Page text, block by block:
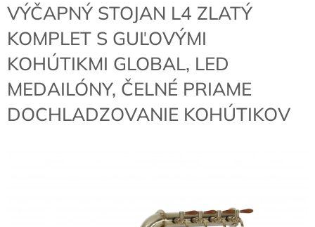
VÝČAPNÝ STOJAN L4 ZLATÝ
KOMPLET S GUĽOVÝMI
KOHÚTIKMI GLOBAL, LED
MEDAILÓNY, ČELNÉ PRIAME
DOCHLADZOVANIE KOHÚTIKOV